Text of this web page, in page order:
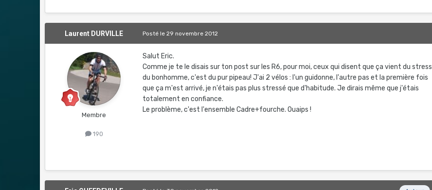
Laurent DURVILLE
Membre
190
Postéle 29 novembre 2012
Salut Eric.
Comme je te le disais sur ton post sur les R6, pour moi, ceux qui disent que ça vient du stress
du bonhomme, c'est du pur pipeau! J'ai 2 vélos : l'un guidonne, l'autre pas et la première fois
que ça m'est arrivé, je n'étais pas plus stressé que d'habitude. Je dirais même que j'étais
totalement en confiance.
Le problème, c'est l'ensemble Cadre+fourche. Ouaips !